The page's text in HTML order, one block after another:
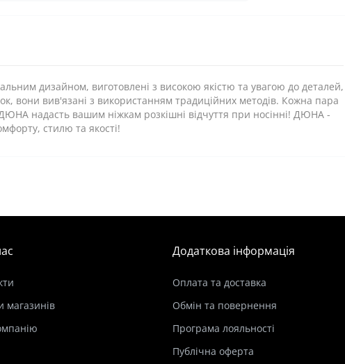
дизайном, виготовлені з високою якістю та увагою до деталей,
вони вив'язані з використанням традиційних методів. Кожна пара
надасть вашим ніжкам розкішні відчуття при носінні! ДЮНА -
стилю та якості!
магазинів
Додаткова інформація
Оплата та доставка
Обмін та повернення
Програма лояльності
Публічна оферта